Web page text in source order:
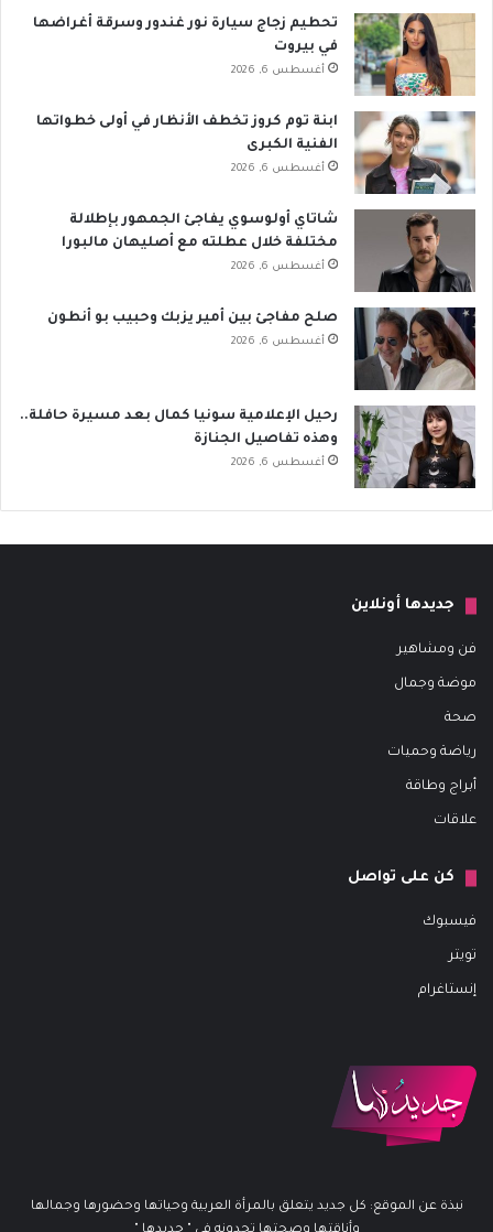
تحطيم زجاج سيارة نور غندور وسرقة أغراضها
في بيروت
أغسطس 6, 2026
ابنة توم كروز تخطف الأنظار في أولى خطواتها
الفنية الكبرى
أغسطس 6, 2026
شاتاي أولوسوي يفاجئ الجمهور بإطلالة
مختلفة خلال عطلته مع أصليهان مالبورا
أغسطس 6, 2026
صلح مفاجئ بين أمير يزبك وحبيب بو أنطون
أغسطس 6, 2026
رحيل الإعلامية سونيا كمال بعد مسيرة حافلة..
وهذه تفاصيل الجنازة
أغسطس 6, 2026
جديدها أونلاين
فن ومشاهير
موضة وجمال
صحة
رياضة وحميات
أبراج وطاقة
علاقات
كن على تواصل
فيسبوك
تويتر
إنستاغرام
نبذة عن الموقع: كل جديد يتعلق بالمرأة العربية وحياتها وحضورها وجمالها